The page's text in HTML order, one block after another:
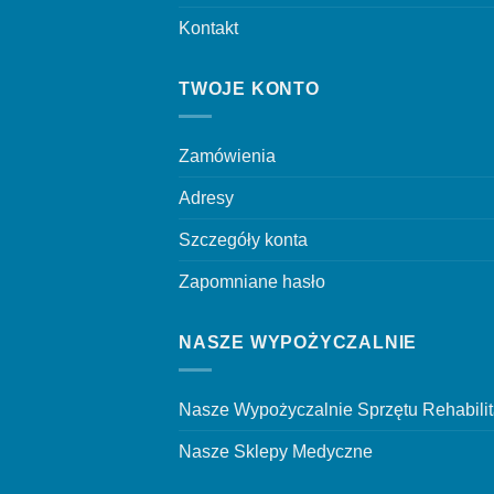
Kontakt
TWOJE KONTO
Zamówienia
Adresy
Szczegóły konta
Zapomniane hasło
NASZE WYPOŻYCZALNIE
Nasze Wypożyczalnie Sprzętu
Nasze Sklepy Medyczne